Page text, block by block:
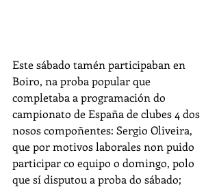
Este sábado tamén participaban en
Boiro, na proba popular que
completaba a programación do
campionato de España de clubes 4 dos
nosos compoñentes: Sergio Oliveira,
que por motivos laborales non puido
participar co equipo o domingo, polo
que sí disputou a proba do sábado;